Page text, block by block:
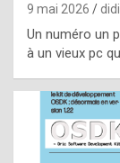
9 mai 2026
Un numéro un
à un vieux pc